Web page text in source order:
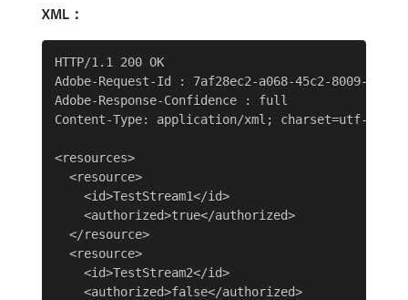
XML：
HTTP/1.1 200 OK
Adobe-Request-Id : 7af28ec2-a068-45c2-8009-
Adobe-Response-Confidence : full
Content-Type: application/xml; charset=utf-8
<resources>
  <resource>
    <id>TestStream1</id>
    <authorized>true</authorized>
  </resource>
  <resource>
    <id>TestStream2</id>
    <authorized>false</authorized>